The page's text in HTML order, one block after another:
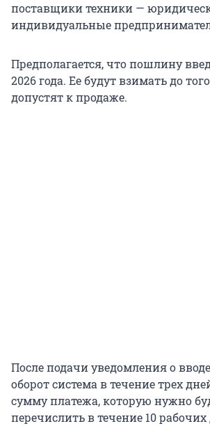
поставщики техники —
индивидуальные
Предполагается, что пошлину
2026 года. Ее будут взимать до
допустят к продаже.
После подачи уведомления о
оборот система в течение трех
сумму платежа, которую нужно
перечислить в течение 10